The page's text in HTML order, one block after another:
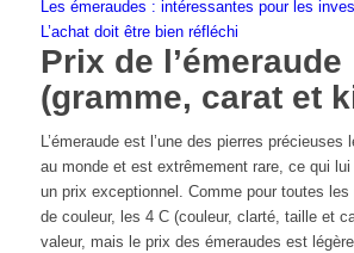
Les émeraudes : intéressantes pour les
L’achat doit être bien réfléchi
Prix de l’émeraude
(gramme, carat et
L’émeraude est l’une des pierres précieuses
au monde et est extrêmement rare, ce qui lui
un prix exceptionnel. Comme pour toutes les
de couleur, les 4 C (couleur, clarté, taille et
valeur, mais le prix des émeraudes est